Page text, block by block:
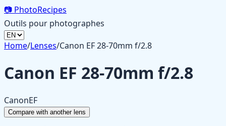
📷 PhotoRecipes
Outils pour photographes
Home/Lenses/Canon EF 28-70mm f/2.8
Canon EF 28-70mm f/2.8
CanonEF
Compare with another lens